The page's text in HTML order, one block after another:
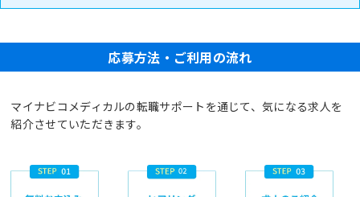
応募方法・ご利用の流れ
マイナビコメディカルの転職サポートを通じて、気になる求人を
紹介させていただきます。